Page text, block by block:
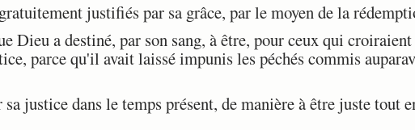
justifiés par sa grâce, par le moyen de la
Dieu a destiné, par son sang, à être, pour ceux qui
parce qu'il avait laissé impunis les péchés commis
sa justice dans le temps présent, de manière à être juste